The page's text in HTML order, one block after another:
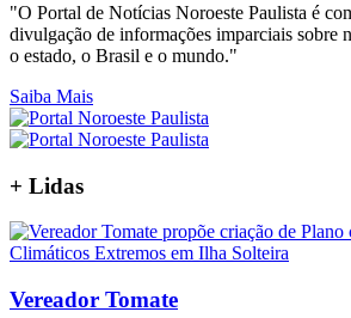
"O Portal de Notícias Noroeste Paulista é
divulgação de informações imparciais sobre
o estado, o Brasil e o mundo."
Saiba Mais
+ Lidas
Vereador Tomate